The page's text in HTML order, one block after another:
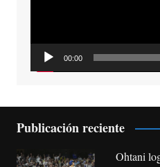
00:00
Publicación reciente
Ohtani